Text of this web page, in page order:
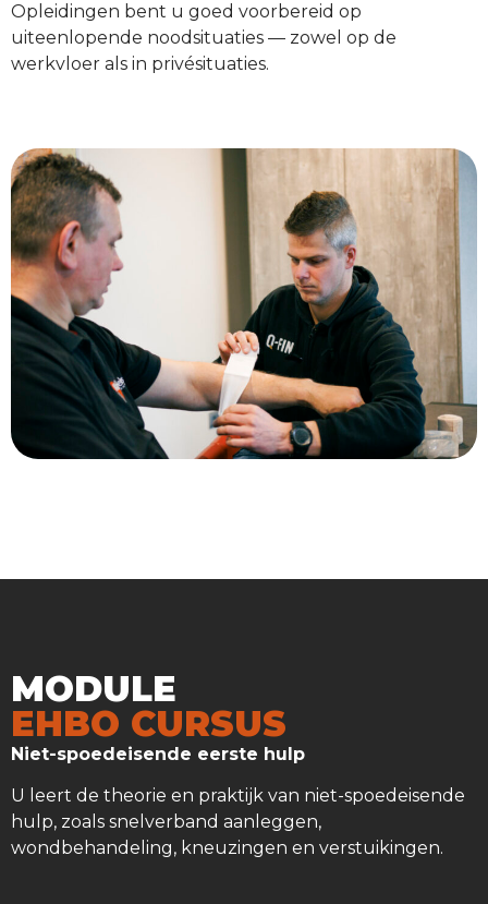
Opleidingen bent u goed voorbereid op
uiteenlopende noodsituaties — zowel op de
werkvloer als in privésituaties.
MODULE
EHBO CURSUS
Niet-spoedeisende eerste hulp
U leert de theorie en praktijk van niet-spoedeisende
hulp, zoals snelverband aanleggen,
wondbehandeling, kneuzingen en verstuikingen.